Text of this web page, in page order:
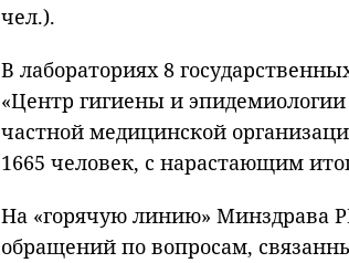
чел.).
В лабораториях 8
«Центр гигиены и
частной медицинской
1665 человек, с нарастающим
На «горячую линию» Минздрава
обращений по вопросам,